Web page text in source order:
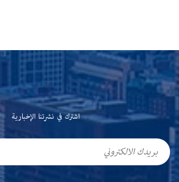
اشترك في نشرتنا الإخبارية